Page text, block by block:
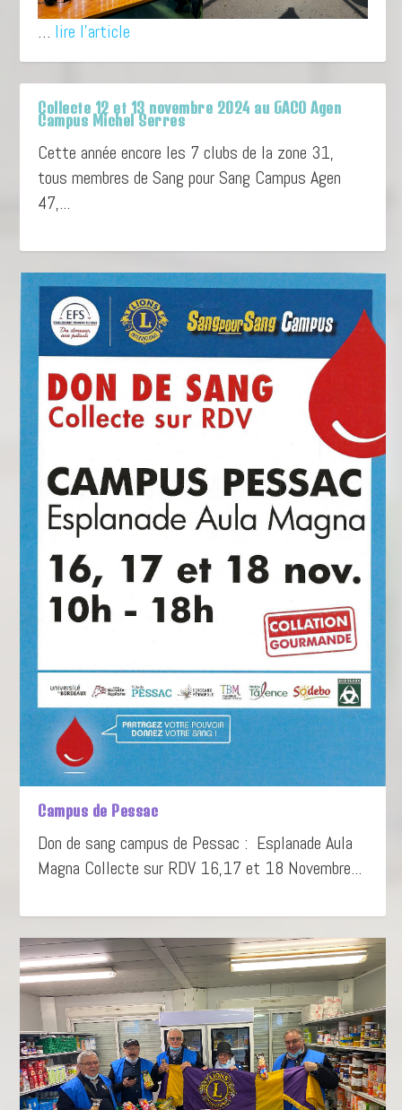
… lire l'article
Collecte 12 et 13 novembre 2024 au GACO Agen
Campus Michel Serres
Cette année encore les 7 clubs de la zone 31,
tous membres de Sang pour Sang Campus Agen
47,...
Campus de Pessac
Don de sang campus de Pessac : Esplanade Aula
Magna Collecte sur RDV 16,17 et 18 Novembre...